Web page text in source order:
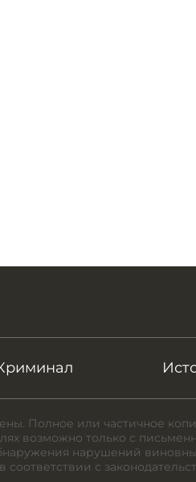
Полное или частичное
возможно только с
нарушений
соответствии с